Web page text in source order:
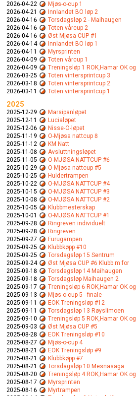
2026-04-22
Mjøs-o-cup 1
2026-04-21
Innlandet BO løp 2
2026-04-16
Torsdagsløp 2 - Maihaugen
2026-04-16
Toten vårcup 2
2026-04-16
Øst Mjøsa CUP #1
2026-04-14
Innlandet BO løp 1
2026-04-11
Myrsprinten
2026-04-09
Toten vårcup 1
2026-04-09
Treningsløp 1 ROK,Hamar OK og
2026-03-25
Toten vintersprintcup 3
2026-03-18
Toten vintersprintcup 2
2026-03-11
Toten vintersprintcup 1
2025
2025-12-29 Marsipanløpet
2025-12-11
Lucialøpet
2025-12-06
Nisse-O-løpet
2025-11-19
O-Mjøsa nattcup 8
2025-11-12
KM Natt
2025-11-08
Avsluttningsløpet
2025-11-05
O-MJØSA NATTCUP #6
2025-10-29
O-Mjøsa nattcup #5
2025-10-25
Huldertrampen
2025-10-22
O-MJØSA NATTCUP #4
2025-10-15
O-MJØSA NATTCUP #3
2025-10-08
O-MJØSA NATTCUP #2
2025-10-05
Klubbmesterskap
2025-10-01
O-MJØSA NATTCUP #1
2025-09-28
Ringreven individuelt
2025-09-28
Ringreven
2025-09-27
Furugampen
2025-09-25
Klubbkøpp #10
2025-09-25
Torsdagsløp 15 Sentrum
2025-09-24
Øst Mjøsa CUP #6 Klubb.m for
2025-09-18
Torsdagsløp 14 Maihaugen
2025-09-18
Torsdagsløp Maihaugen 2
2025-09-17
Treningsløp 6 ROK,Hamar OK og
2025-09-13
Mjøs-o-cup 5 - finale
2025-09-11
EOK Treningsløp #12
2025-09-11
Torsdagsløp 13 Røyslimoen
2025-09-10
Treningsløp 5 ROK,Hamar OK og
2025-09-03
Øst Mjøsa CUP #5
2025-08-28
EOK Treningsløp #10
2025-08-27
Mjøs-o-cup 4
2025-08-21
EOK Treningsløp #9
2025-08-21
Klubbkøpp #7
2025-08-21
Torsdagsløp 10 Mesnasaga
2025-08-20
Treningsløp 4 ROK,Hamar OK og
2025-08-17
Myrsprinten
2025-08-16
Myrtrampen